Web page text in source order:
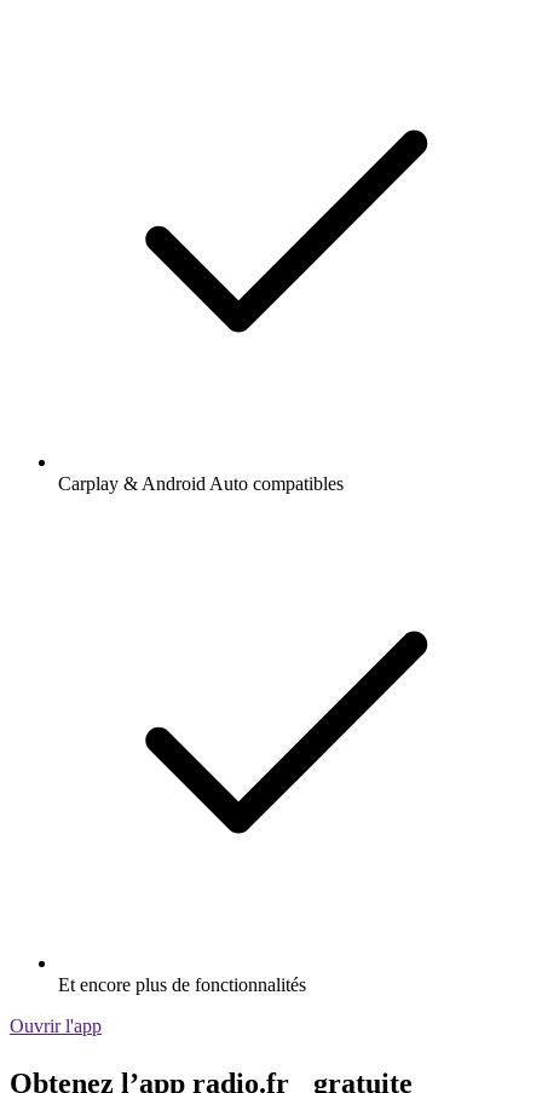
Carplay & Android Auto compatibles
Et encore plus de fonctionnalités
Ouvrir l'app
Obtenez l’app radio.fr gratuite